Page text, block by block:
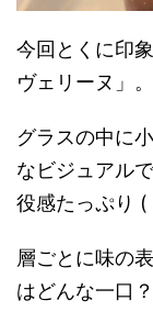
今回とくに印
ヴェリーヌ」。
グラスの中に
なビジュアル
役感たっぷり (
層ごとに味の
はどんな一口